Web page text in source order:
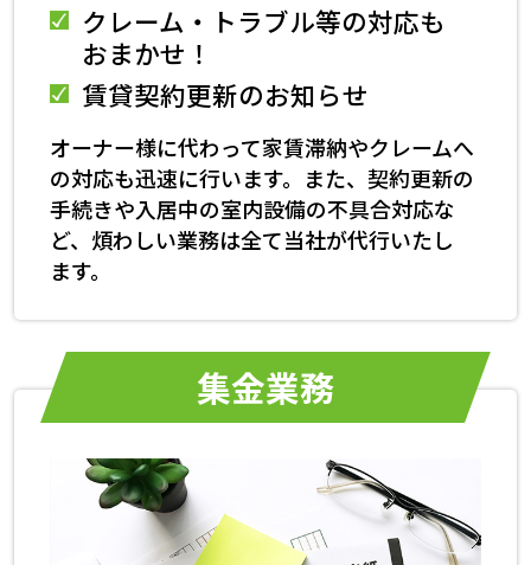
クレーム・トラブル等の対応も
おまかせ！
賃貸契約更新のお知らせ
オーナー様に代わって家賃滞納やクレームへ
の対応も迅速に行います。また、契約更新の
手続きや入居中の室内設備の不具合対応な
ど、煩わしい業務は全て当社が代行いたし
ます。
集金業務